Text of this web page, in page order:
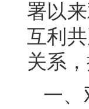
署以
互利
关系
一